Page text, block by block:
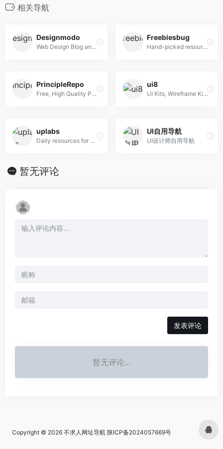
相关导航
Designmodo
Web Design Blog and Shop
Freebiesbug
Hand-picked resources for web designer and developers, constantly updated.
PrincipleRepo
Free, High Quality Principle Resources
ui8
UI Kits, Wireframe Kits, Templates, Icons and More
uplabs
Daily resources for product designers & developers
UI自用导航
UI设计师自用导航
暂无评论
发表评论
暂无评论...
Copyright © 2026 不求人网址导航 陕ICP备2024057669号